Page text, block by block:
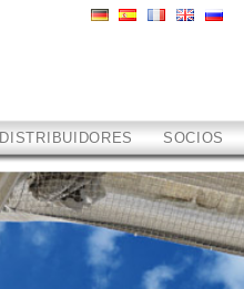
DISTRIBUIDORES SOCIOS